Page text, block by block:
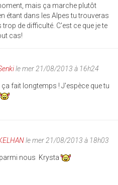
mais ça marche plutôt
étant dans les Alpes tu trouveras
trop de difficulté. C'est ce que je te
cas!
le mer 21/08/2013 à 16h24
ça fait longtemps ! J'espèce que tu
le mer 21/08/2013 à 18h03
nous Krysta